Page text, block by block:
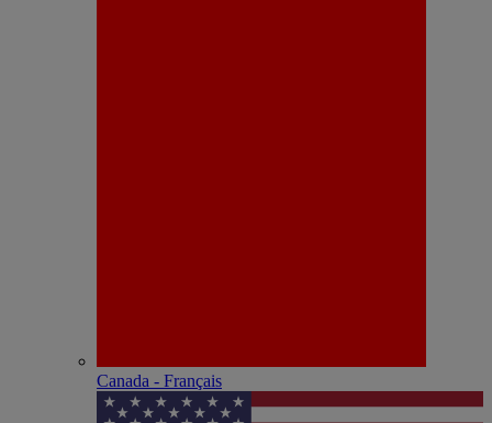
Canada - Français